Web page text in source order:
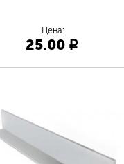
Цена:
25.00 p